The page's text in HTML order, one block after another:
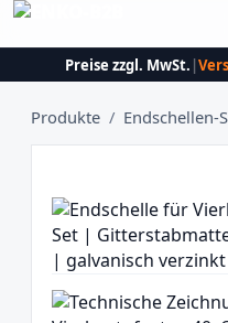
Preise zzgl. MwSt. |
Produkte / Endschellen-